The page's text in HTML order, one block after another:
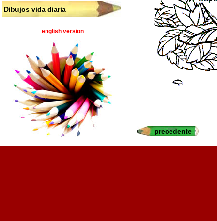
Dibujos vida diaria
english version
precedente